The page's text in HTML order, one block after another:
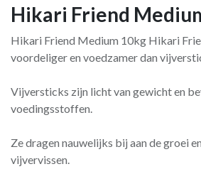
Hikari Friend
Hikari Friend Medium 10kg Hikari
voordeliger en voedzamer dan
Vijversticks zijn licht van gewicht en
voedingsstoffen.
Ze dragen nauwelijks bij aan de groei
vijvervissen.